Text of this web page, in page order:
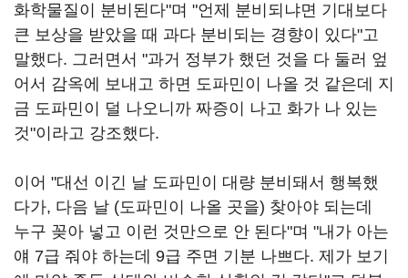
화학물질이 분비된다"며 "언제 분비되냐면 기대보다
큰 보상을 받았을 때 과다 분비되는 경향이 있다"고
말했다. 그러면서 "과거 정부가 했던 것을 다 둘러 엎
어서 감옥에 보내고 하면 도파민이 나올 것 같은데 지
금 도파민이 덜 나오니까 짜증이 나고 화가 나 있는
것"이라고 강조했다.
이어 "대선 이긴 날 도파민이 대량 분비돼서 행복했
다가, 다음 날 (도파민이 나올 곳을) 찾아야 되는데
누구 꽂아 넣고 이런 것만으로 안 된다"며 "내가 아는
얘 7급 줘야 하는데 9급 주면 기분 나쁘다. 제가 보기